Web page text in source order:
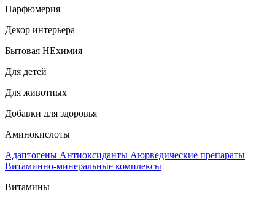
Парфюмерия
Декор интерьера
Бытовая НЕхимия
Для детей
Для животных
Добавки для здоровья
Аминокислоты
Адаптогены Антиоксиданты Аюрведические препараты
Витаминно-минеральные комплексы
Витамины